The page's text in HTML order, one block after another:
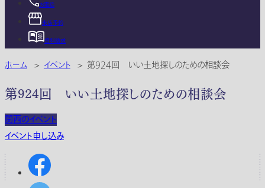
お電話
来店予約
資料請求
ホーム > イベント > 第924回 いい土地探しのための相談会
第924回 いい土地探しのための相談会
関西のイベント
イベント申し込み